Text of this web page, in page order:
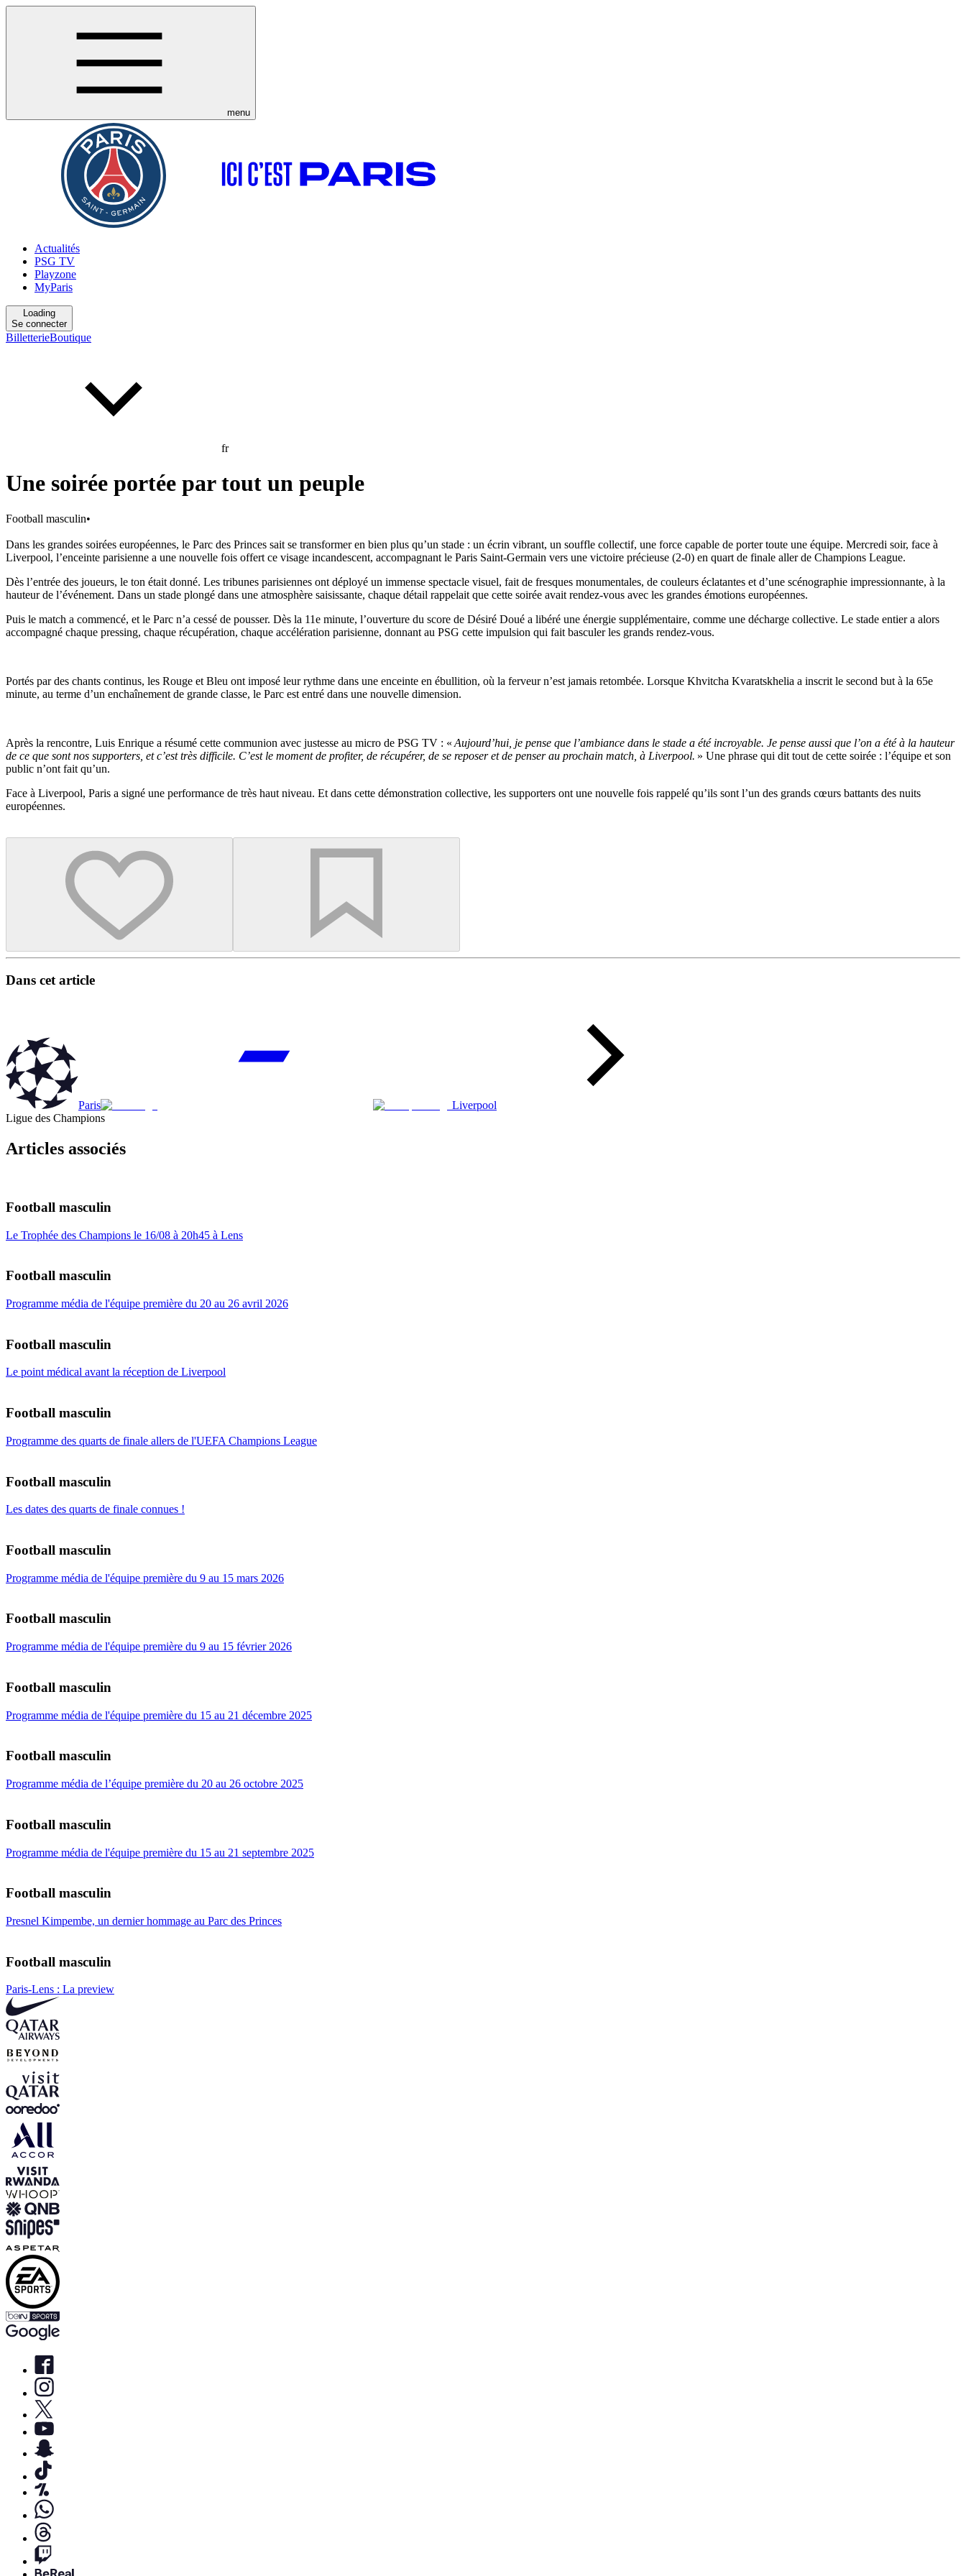
menu
Actualités
PSG TV
Playzone
MyParis
Loading
Se connecter
BilletterieBoutique
fr
Une soirée portée par tout un peuple
Football masculin•
Dans les grandes soirées européennes, le Parc des Princes sait se transformer en bien plus qu’un stade : un écrin vibrant, un souffle collectif, une force capable de porter toute une équipe. Mercredi soir, face à
Liverpool, l’enceinte parisienne a une nouvelle fois offert ce visage incandescent, accompagnant le Paris Saint-Germain vers une victoire précieuse (2-0) en quart de finale aller de Champions League.
Dès l’entrée des joueurs, le ton était donné. Les tribunes parisiennes ont déployé un immense spectacle visuel, fait de fresques monumentales, de couleurs éclatantes et d’une scénographie impressionnante, à la
hauteur de l’événement. Dans un stade plongé dans une atmosphère saisissante, chaque détail rappelait que cette soirée avait rendez-vous avec les grandes émotions européennes.
Puis le match a commencé, et le Parc n’a cessé de pousser. Dès la 11e minute, l’ouverture du score de Désiré Doué a libéré une énergie supplémentaire, comme une décharge collective. Le stade entier a alors
accompagné chaque pressing, chaque récupération, chaque accélération parisienne, donnant au PSG cette impulsion qui fait basculer les grands rendez-vous.
Portés par des chants continus, les Rouge et Bleu ont imposé leur rythme dans une enceinte en ébullition, où la ferveur n’est jamais retombée. Lorsque Khvitcha Kvaratskhelia a inscrit le second but à la 65e
minute, au terme d’un enchaînement de grande classe, le Parc est entré dans une nouvelle dimension.
Après la rencontre, Luis Enrique a résumé cette communion avec justesse au micro de PSG TV : « Aujourd’hui, je pense que l’ambiance dans le stade a été incroyable. Je pense aussi que l’on a été à la hauteur
de ce que sont nos supporters, et c’est très difficile. C’est le moment de profiter, de récupérer, de se reposer et de penser au prochain match, à Liverpool. » Une phrase qui dit tout de cette soirée : l’équipe et son
public n’ont fait qu’un.
Face à Liverpool, Paris a signé une performance de très haut niveau. Et dans cette démonstration collective, les supporters ont une nouvelle fois rappelé qu’ils sont l’un des grands cœurs battants des nuits
européennes.
Dans cet article
Paris
Liverpool
Ligue des Champions
Articles associés
Football masculin
Le Trophée des Champions le 16/08 à 20h45 à Lens
Football masculin
Programme média de l'équipe première du 20 au 26 avril 2026
Football masculin
Le point médical avant la réception de Liverpool
Football masculin
Programme des quarts de finale allers de l'UEFA Champions League
Football masculin
Les dates des quarts de finale connues !
Football masculin
Programme média de l'équipe première du 9 au 15 mars 2026
Football masculin
Programme média de l'équipe première du 9 au 15 février 2026
Football masculin
Programme média de l'équipe première du 15 au 21 décembre 2025
Football masculin
Programme média de l’équipe première du 20 au 26 octobre 2025
Football masculin
Programme média de l'équipe première du 15 au 21 septembre 2025
Football masculin
Presnel Kimpembe, un dernier hommage au Parc des Princes
Football masculin
Paris-Lens : La preview